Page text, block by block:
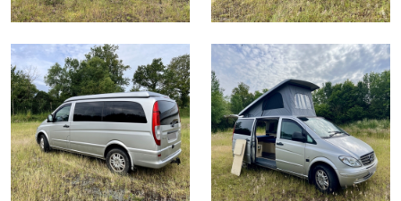
Ford Transit Custom - Baie
Jumpy - Expert - ProAce - Baie
VW T5/T6 - Baie
Trafic 3 - Baie